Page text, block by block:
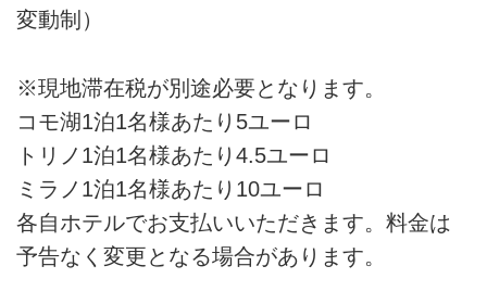
変動制）
※現地滞在税が別途必要となります。
コモ湖1泊1名様あたり5ユーロ
トリノ1泊1名様あたり4.5ユーロ
ミラノ1泊1名様あたり10ユーロ
各自ホテルでお支払いいただきます。料金は
予告なく変更となる場合があります。